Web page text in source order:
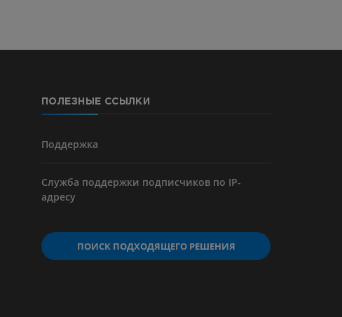
ПОЛЕЗНЫЕ ССЫЛКИ
Поддержка
Служба поддержки подписчиков по IP-
адресу
ПОИСК ПОДХОДЯЩЕГО РЕШЕНИЯ